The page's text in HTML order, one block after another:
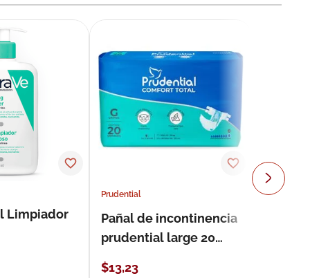
Limpiador
Prudential
Pañal de incontinencia
prudential large 20
$13,23